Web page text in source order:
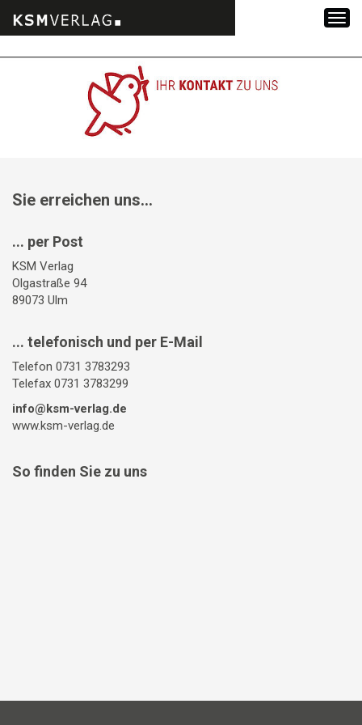
Sie erreichen uns...
... per Post
KSM Verlag
Olgastraße 94
89073 Ulm
... telefonisch und per E-Mail
Telefon 0731 3783293
Telefax 0731 3783299
info@ksm-verlag.de
www.ksm-verlag.de
So finden Sie zu uns